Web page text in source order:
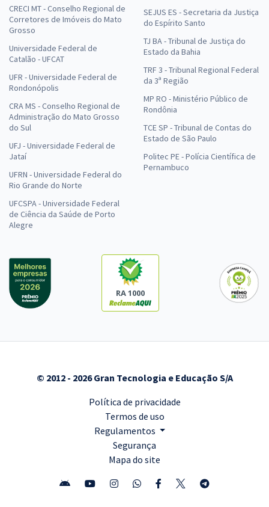
CRECI MT - Conselho Regional de
Corretores de Imóveis do Mato
Grosso
Universidade Federal de
Catalão - UFCAT
UFR - Universidade Federal de
Rondonópolis
CRA MS - Conselho Regional de
Administração do Mato Grosso
do Sul
UFJ - Universidade Federal de
Jataí
UFRN - Universidade Federal do
Rio Grande do Norte
UFCSPA - Universidade Federal
de Ciência da Saúde de Porto
Alegre
SEJUS ES - Secretaria da Justiça
do Espírito Santo
TJ BA - Tribunal de Justiça do
Estado da Bahia
TRF 3 - Tribunal Regional Federal
da 3ª Região
MP RO - Ministério Público de
Rondônia
TCE SP - Tribunal de Contas do
Estado de São Paulo
Politec PE - Polícia Científica de
Pernambuco
RA 1000
© 2012 - 2026 Gran Tecnologia e Educação S/A
Política de privacidade
Termos de uso
Regulamentos
Segurança
Mapa do site